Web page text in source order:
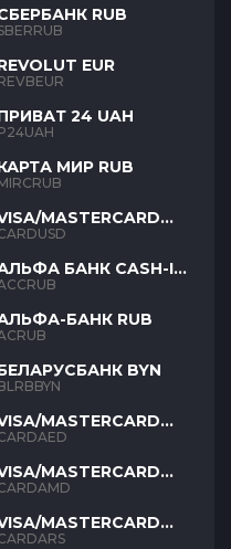
RUB
EUR
24 UAH
МИР RUB
MASTERCARD
БАНК CASH-IN
БАНК RUB
BYN
MASTERCARD
MASTERCARD
MASTERCARD